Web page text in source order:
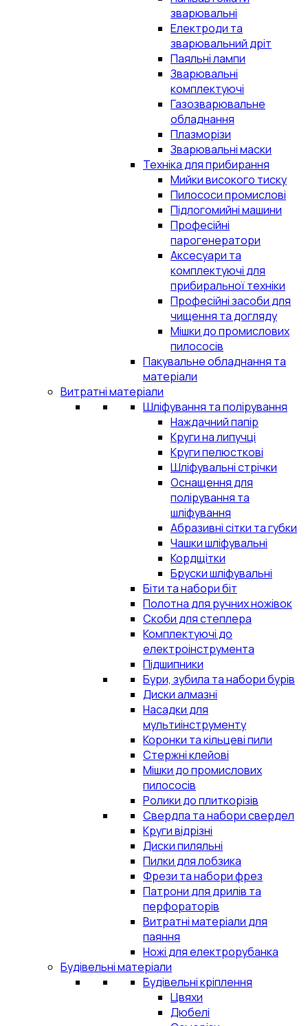
зварювальні
Електроди та
зварювальний дріт
Паяльні лампи
Зварювальні
комплектуючі
Газозварювальне
обладнання
Плазморізи
Зварювальні маски
Техніка для прибирання
Мийки високого тиску
Пилососи промислові
Підлогомийні машини
Професійні
парогенератори
Аксесуари та
комплектуючі для
прибиральної техніки
Професійні засоби для
чищення та догляду
Мішки до промислових
пилососів
Пакувальне обладнання та
матеріали
Витратні матеріали
Шліфування та полірування
Наждачний папір
Круги на липучці
Круги пелюсткові
Шліфувальні стрічки
Оснащення для
полірування та
шліфування
Абразивні сітки та губки
Чашки шліфувальні
Кордщітки
Бруски шліфувальні
Біти та набори біт
Полотна для ручних ножівок
Скоби для степлера
Комплектуючі до
електроінструмента
Підшипники
Бури, зубила та набори бурів
Диски алмазні
Насадки для
мультиінструменту
Коронки та кільцеві пили
Стержні клейові
Мішки до промислових
пилососів
Ролики до плиткорізів
Свердла та набори свердел
Круги відрізні
Диски пиляльні
Пилки для лобзика
Фрези та набори фрез
Патрони для дрилів та
перфораторів
Витратні матеріали для
паяння
Ножі для електрорубанка
Будівельні матеріали
Будівельні кріплення
Цвяхи
Дюбелі